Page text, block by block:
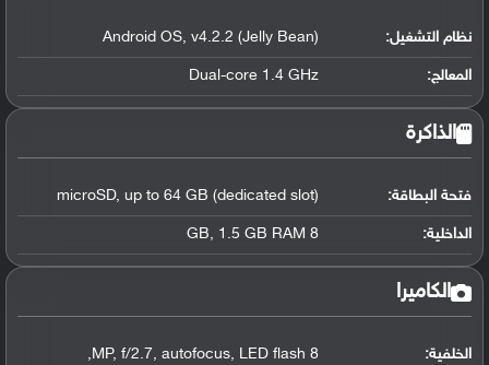
نظام التشغيل:
Android OS, v4.2.2 (Jelly Bean)
المعالج:
Dual-core 1.4 GHz
الذاكرة
فتحة البطاقة: microSD, up to 64 GB (dedicated slot)
الداخلية: 8 GB, 1.5 GB RAM
الكاميرا
الخلفية: 8 MP, f/2.7, autofocus, LED flash,